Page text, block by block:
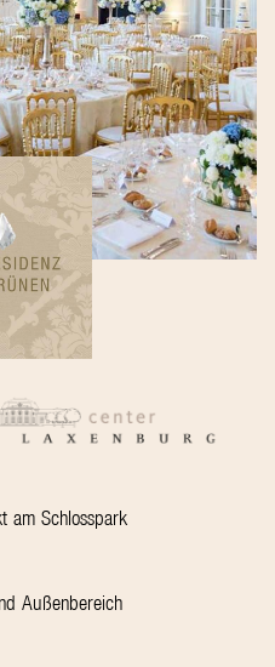
am Schlosspark
Außenbereich